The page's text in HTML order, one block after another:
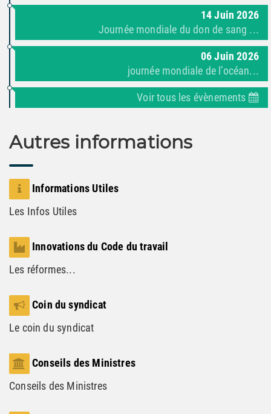
14 Juin 2026
Journée mondiale du don de sang ...
06 Juin 2026
journée mondiale de l’océan...
Voir tous les évènements
Autres informations
Informations Utiles
Les Infos Utiles
Innovations du Code du travail
Les réformes...
Coin du syndicat
Le coin du syndicat
Conseils des Ministres
Conseils des Ministres